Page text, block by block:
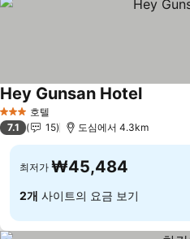
3 성급 호텔
Hey Gunsan Hotel요금 보기
7.1 15 도심에서 4.3km
최저가 ₩45,484
2개 사이트의 요금 보기